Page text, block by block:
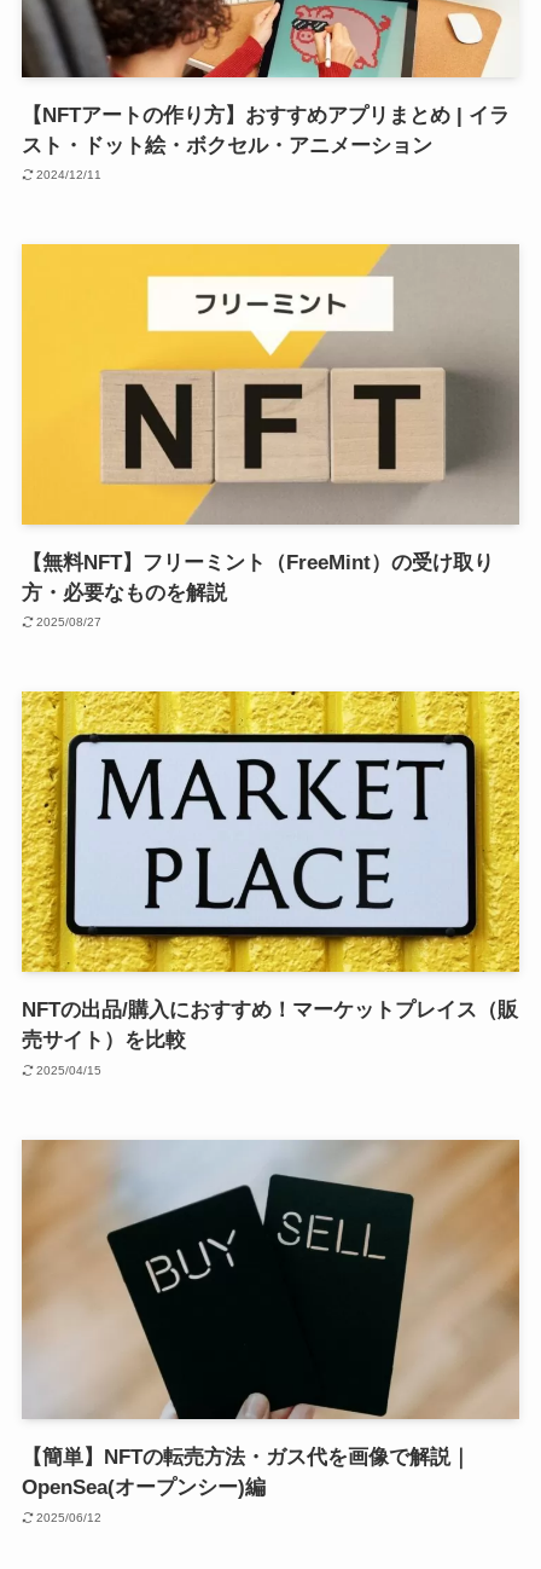
【NFTアートの作り方】おすすめアプリまとめ | イラ
スト・ドット絵・ボクセル・アニメーション
2024/12/11
【無料NFT】フリーミント（FreeMint）の受け取り
方・必要なものを解説
2025/08/27
NFTの出品/購入におすすめ！マーケットプレイス（販
売サイト）を比較
2025/04/15
【簡単】NFTの転売方法・ガス代を画像で解説｜
OpenSea(オープンシー)編
2025/06/12